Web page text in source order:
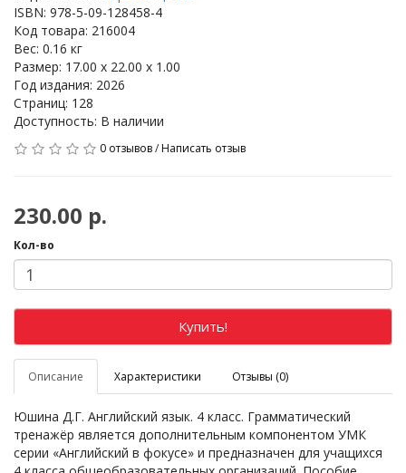
ISBN: 978-5-09-128458-4
Код товара: 216004
Вес: 0.16 кг
Размер: 17.00 x 22.00 x 1.00
Год издания: 2026
Страниц: 128
Доступность: В наличии
0 отзывов/Написать отзыв
230.00 р.
Кол-во
Купить!
Описание Характеристики Отзывы (0)
Юшина Д.Г. Английский язык. 4 класс. Грамматический
тренажёр является дополнительным компонентом УМК
серии «Английский в фокусе» и предназначен для учащихся